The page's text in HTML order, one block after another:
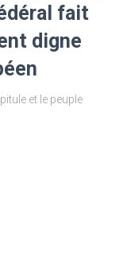
fait
digne
et le peuple